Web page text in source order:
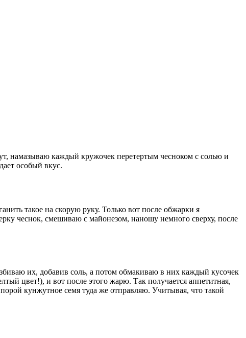
намазываю каждый кружочек перетертым чесноком с солью и
особый вкус.
такое на скорую руку. Только вот после обжарки я
чеснок, смешиваю с майонезом, наношу немного сверху, после
их, добавив соль, а потом обмакиваю в них каждый кусочек
цвет!), и вот после этого жарю. Так получается аппетитная,
кунжутное семя туда же отправляю. Учитывая, что такой